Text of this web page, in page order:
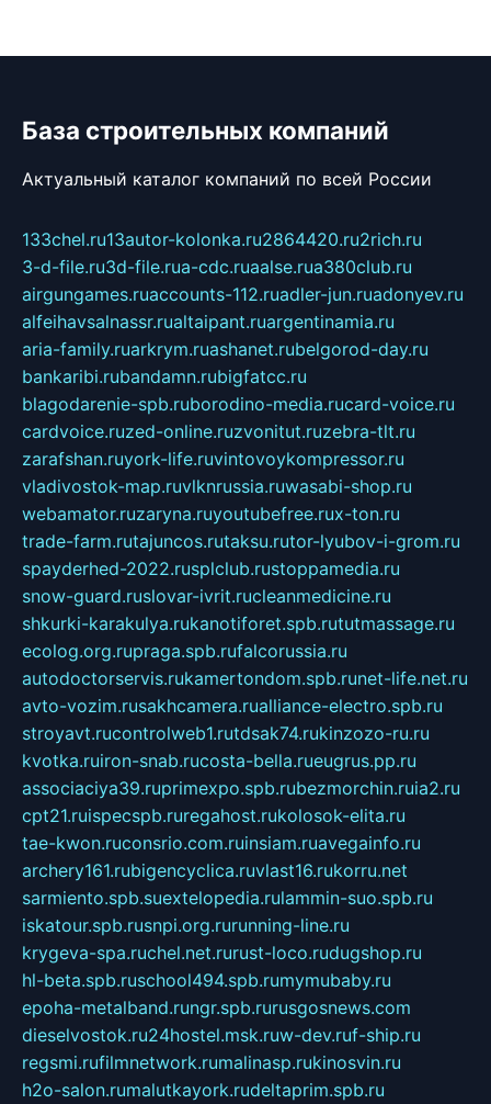
База строительных компаний
Актуальный каталог компаний по всей России
133chel.ru13autor-kolonka.ru2864420.ru2rich.ru
3-d-file.ru3d-file.rua-cdc.ruaalse.rua380club.ru
airgungames.ruaccounts-112.ruadler-jun.ruadonyev.ru
alfeihavsalnassr.rualtaipant.ruargentinamia.ru
aria-family.ruarkrym.ruashanet.rubelgorod-day.ru
bankaribi.rubandamn.rubigfatcc.ru
blagodarenie-spb.ruborodino-media.rucard-voice.ru
cardvoice.ruzed-online.ruzvonitut.ruzebra-tlt.ru
zarafshan.ruyork-life.ruvintovoykompressor.ru
vladivostok-map.ruvlknrussia.ruwasabi-shop.ru
webamator.ruzaryna.ruyoutubefree.rux-ton.ru
trade-farm.rutajuncos.rutaksu.rutor-lyubov-i-grom.ru
spayderhed-2022.rusplclub.rustoppamedia.ru
snow-guard.ruslovar-ivrit.rucleanmedicine.ru
shkurki-karakulya.rukanotiforet.spb.rututmassage.ru
ecolog.org.rupraga.spb.rufalcorussia.ru
autodoctorservis.rukamertondom.spb.runet-life.net.ru
avto-vozim.rusakhcamera.rualliance-electro.spb.ru
stroyavt.rucontrolweb1.rutdsak74.rukinzozo-ru.ru
kvotka.ruiron-snab.rucosta-bella.rueugrus.pp.ru
associaciya39.ruprimexpo.spb.rubezmorchin.ruia2.ru
cpt21.ruispecspb.ruregahost.rukolosok-elita.ru
tae-kwon.ruconsrio.com.ruinsiam.ruavegainfo.ru
archery161.rubigencyclica.ruvlast16.rukorru.net
sarmiento.spb.suextelopedia.rulammin-suo.spb.ru
iskatour.spb.rusnpi.org.rurunning-line.ru
krygeva-spa.ruchel.net.rurust-loco.rudugshop.ru
hl-beta.spb.ruschool494.spb.rumymubaby.ru
epoha-metalband.rungr.spb.rurusgosnews.com
dieselvostok.ru24hostel.msk.ruw-dev.ruf-ship.ru
regsmi.rufilmnetwork.rumalinasp.rukinosvin.ru
h2o-salon.rumalutkayork.rudeltaprim.spb.ru